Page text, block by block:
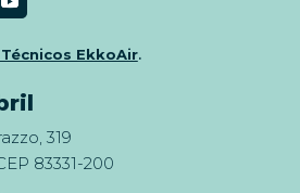
EkkoAir.
319
83331-200